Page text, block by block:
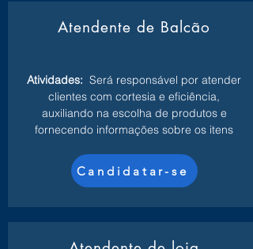
Atendente de Balcão
Atividades: Será responsável por atender
clientes com cortesia e eficiência,
auxiliando na escolha de produtos e
fornecendo informações sobre os itens
Candidatar-se